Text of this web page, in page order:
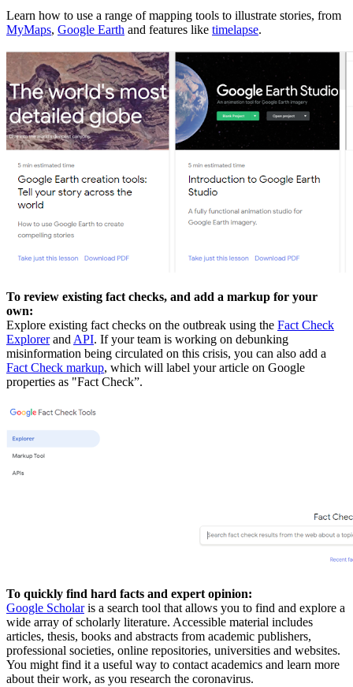
Learn how to use a range of mapping tools to illustrate stories, from
MyMaps, Google Earth and features like timelapse.
To review existing fact checks, and add a markup for your
own:
Explore existing fact checks on the outbreak using the Fact Check
Explorerand API. If your team is working on debunking
misinformation being circulated on this crisis, you can also add a
Fact Check markup, which will label your article on Google
properties as "Fact Check”.
To quickly find hard facts and expert opinion:
Google Scholaris a search tool that allows you to find and explore a
wide array of scholarly literature. Accessible material includes
articles, thesis, books and abstracts from academic publishers,
professional societies, online repositories, universities and websites.
You might find it a useful way to contact academics and learn more
about their work, as you research the coronavirus.